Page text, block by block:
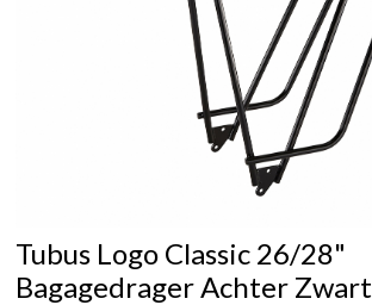
Tubus Logo Classic 26/28"
Bagagedrager Achter Zwart